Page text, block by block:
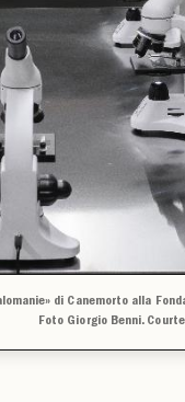
di Canemorto alla
Foto Giorgio Benni.